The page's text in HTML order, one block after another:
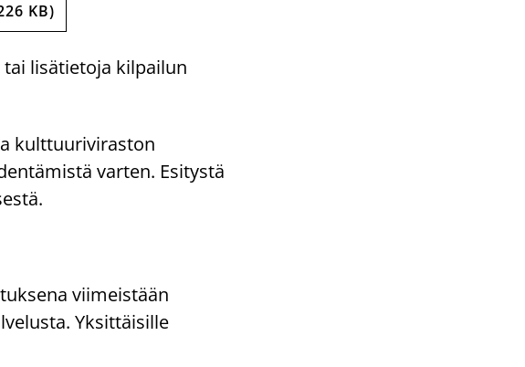
KB)
lisätietoja kilpailun
kulttuuriviraston
varten. Esitystä
viimeistään
Yksittäisille